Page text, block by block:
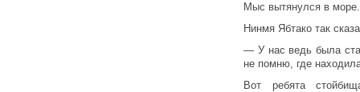
Мыс вытянулся в
Нинмя Ябтако так
— У нас ведь была
не помню, где
Вот ребята